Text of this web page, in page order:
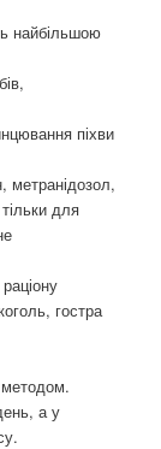
найбільшою
піхви
метранідозол,
для
гостра
а у